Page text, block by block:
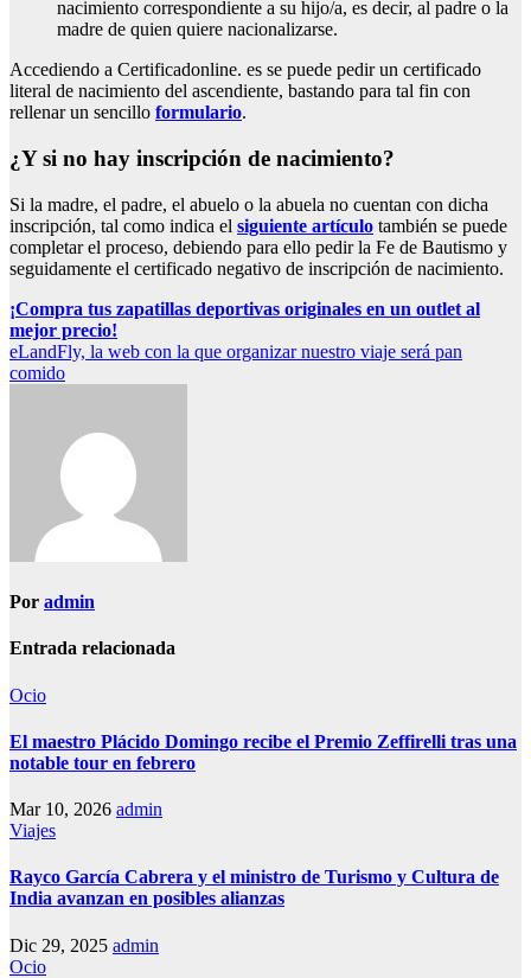
nacimiento correspondiente a su hijo/a, es decir, al padre o la
madre de quien quiere nacionalizarse.
Accediendo a Certificadonline. es se puede pedir un certificado
literal de nacimiento del ascendiente, bastando para tal fin con
rellenar un sencillo formulario.
¿Y si no hay inscripción de nacimiento?
Si la madre, el padre, el abuelo o la abuela no cuentan con dicha
inscripción, tal como indica el siguiente artículo también se puede
completar el proceso, debiendo para ello pedir la Fe de Bautismo y
seguidamente el certificado negativo de inscripción de nacimiento.
Navegación
de
entradas
¡Compra tus zapatillas deportivas originales en un outlet al
mejor precio!
eLandFly, la web con la que organizar nuestro viaje será pan
comido
Por admin
Entrada relacionada
Ocio
El maestro Plácido Domingo recibe el Premio Zeffirelli tras una
notable tour en febrero
Mar 10, 2026 admin
Viajes
Rayco García Cabrera y el ministro de Turismo y Cultura de
India avanzan en posibles alianzas
Dic 29, 2025 admin
Ocio